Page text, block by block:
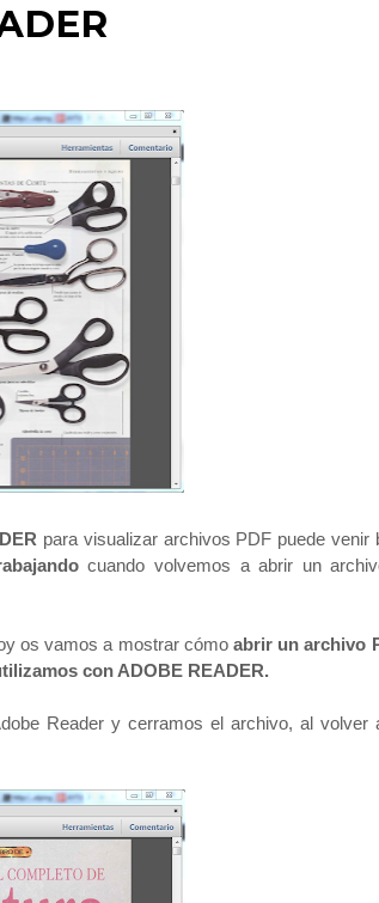
para visualizar archivos PDF puede venir
cuando volvemos a abrir un
os vamos a mostrar cómo abrir un archivo
con ADOBE READER.
Reader y cerramos el archivo, al volver